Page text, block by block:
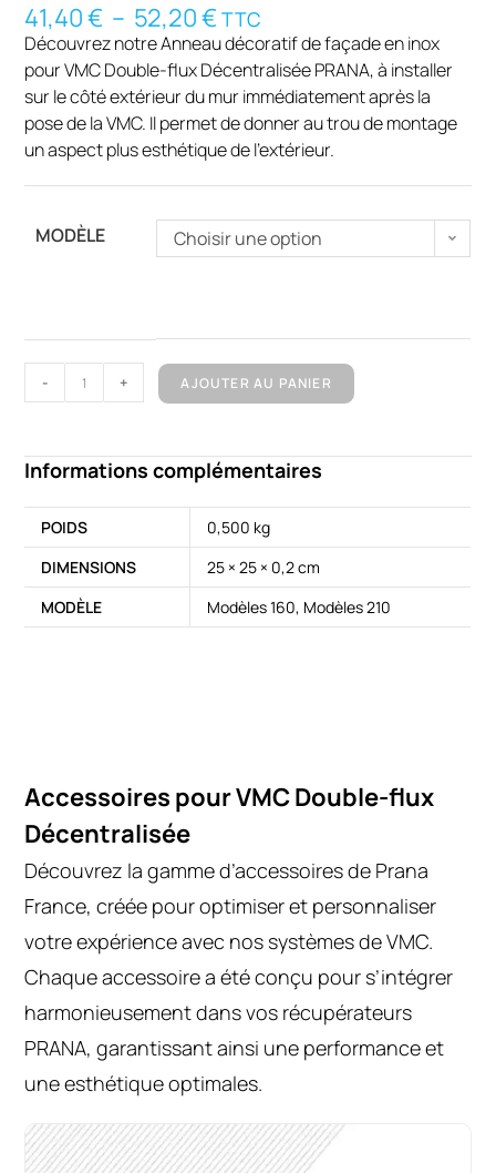
41,40€ – 52,20€TTC
Découvrez notre Anneau décoratif de façade en inox
pour VMC Double-flux Décentralisée PRANA, à installer
sur le côté extérieur du mur immédiatement après la
pose de la VMC. Il permet de donner au trou de montage
un aspect plus esthétique de l’extérieur.
MODÈLE Choisir une option
- + AJOUTER AU PANIER
l
t
e
r
Informations complémentaires
POIDS
0,500 kg
DIMENSIONS
25 × 25 × 0,2 cm
MODÈLE
Modèles 160, Modèles 210
Accessoires pour VMC Double-flux
Décentralisée
Découvrez la gamme d’accessoires de Prana
France, créée pour optimiser et personnaliser
votre expérience avec nos systèmes de VMC.
Chaque accessoire a été conçu pour s’intégrer
harmonieusement dans vos récupérateurs
PRANA, garantissant ainsi une performance et
une esthétique optimales.